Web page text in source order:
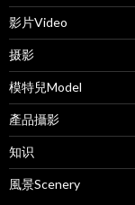
影片Video
摄影
模特兒Model
產品攝影
知识
風景Scenery